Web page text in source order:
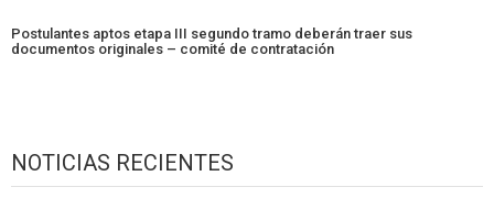
Postulantes aptos etapa III segundo tramo deberán traer sus
documentos originales – comité de contratación
NOTICIAS RECIENTES